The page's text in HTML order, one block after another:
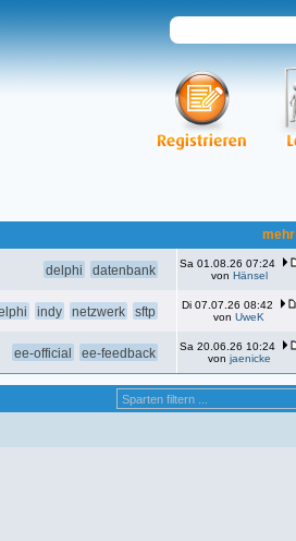
mehr
delphi datenbank
Sa 01.08.26 07:24
von Hänsel
indy netzwerk sftp
Di 07.07.26 08:42
von UweK
ee-official ee-feedback
Sa 20.06.26 10:24
von jaenicke